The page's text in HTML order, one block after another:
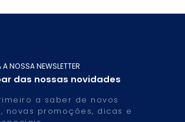
NOSSA NEWSLETTER
das nossas novidades
a saber de novos
novas promoções, dicas e